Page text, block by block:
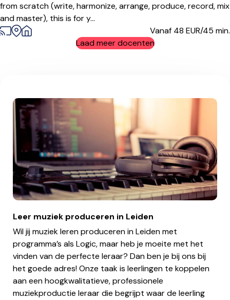
from scratch (write, harmonize, arrange, produce, record, mix
and master), this is for y...
Vanaf 48 EUR/45 min.
Laad meer docenten
Leer muziek produceren in Leiden
Wil jij muziek leren produceren in Leiden met
programma’s als Logic, maar heb je moeite met het
vinden van de perfecte leraar? Dan ben je bij ons bij
het goede adres! Onze taak is leerlingen te koppelen
aan een hoogkwalitatieve, professionele
muziekproductie leraar die begrijpt waar de leerling